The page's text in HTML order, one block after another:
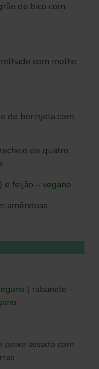
de bico com
com molho
de berinjela com
de quatro
e feijão – vegano
amêndoas
| rabanete –
peixe assado com